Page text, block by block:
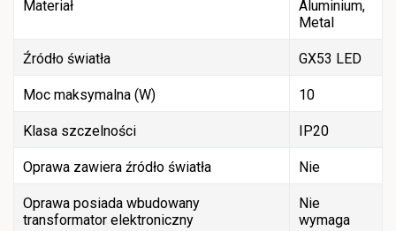
Materiał
Aluminium,
Metal
Źródło światła GX53 LED
Moc maksymalna (W) 10
Klasa szczelności IP20
Oprawa zawiera źródło światła Nie
Oprawa posiada wbudowany
transformator elektroniczny
Nie
wymaga